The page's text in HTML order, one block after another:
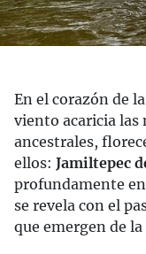
En el corazón de
viento acaricia las
ancestrales,
ellos: Jamiltepec
profundamente
se revela con el
que emergen de